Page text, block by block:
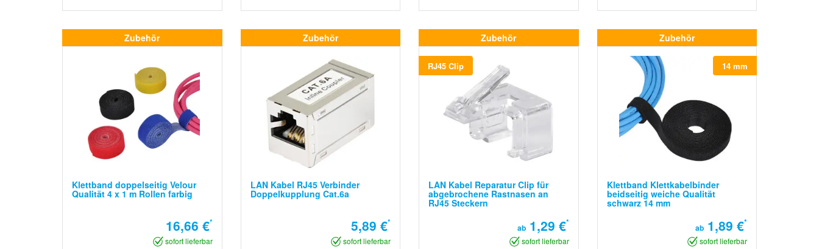
Zubehör
Klettband doppelseitig Velour
Qualität 4 x 1 m Rollen farbig
16,66 €*
sofort lieferbar
Zubehör
LAN Kabel RJ45 Verbinder
Doppelkupplung Cat.6a
5,89 €*
sofort lieferbar
Zubehör
RJ45 Clip
LAN Kabel Reparatur Clip für
abgebrochene Rastnasen an
RJ45 Steckern
ab1,29 €*
sofort lieferbar
Zubehör
14 mm
Klettband Klettkabelbinder
beidseitig weiche Qualität
schwarz 14 mm
ab 1,89 €*
sofort lieferbar